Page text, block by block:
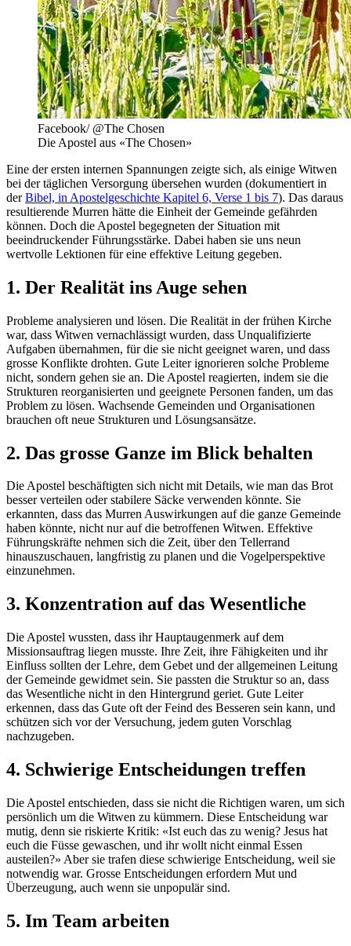
Facebook/ @The Chosen
Die Apostel aus «The Chosen»
Eine der ersten internen Spannungen zeigte sich, als einige Witwen
bei der täglichen Versorgung übersehen wurden (dokumentiert in
derBibel, in Apostelgeschichte Kapitel 6, Verse 1 bis 7). Das daraus
resultierende Murren hätte die Einheit der Gemeinde gefährden
können. Doch die Apostel begegneten der Situation mit
beeindruckender Führungsstärke. Dabei haben sie uns neun
wertvolle Lektionen für eine effektive Leitung gegeben.
1. Der Realität ins Auge sehen
Probleme analysieren und lösen. Die Realität in der frühen Kirche
war, dass Witwen vernachlässigt wurden, dass Unqualifizierte
Aufgaben übernahmen, für die sie nicht geeignet waren, und dass
grosse Konflikte drohten. Gute Leiter ignorieren solche Probleme
nicht, sondern gehen sie an. Die Apostel reagierten, indem sie die
Strukturen reorganisierten und geeignete Personen fanden, um das
Problem zu lösen. Wachsende Gemeinden und Organisationen
brauchen oft neue Strukturen und Lösungsansätze.
2. Das grosse Ganze im Blick behalten
Die Apostel beschäftigten sich nicht mit Details, wie man das Brot
besser verteilen oder stabilere Säcke verwenden könnte. Sie
erkannten, dass das Murren Auswirkungen auf die ganze Gemeinde
haben könnte, nicht nur auf die betroffenen Witwen. Effektive
Führungskräfte nehmen sich die Zeit, über den Tellerrand
hinauszuschauen, langfristig zu planen und die Vogelperspektive
einzunehmen.
3. Konzentration auf das Wesentliche
Die Apostel wussten, dass ihr Hauptaugenmerk auf dem
Missionsauftrag liegen musste. Ihre Zeit, ihre Fähigkeiten und ihr
Einfluss sollten der Lehre, dem Gebet und der allgemeinen Leitung
der Gemeinde gewidmet sein. Sie passten die Struktur so an, dass
das Wesentliche nicht in den Hintergrund geriet. Gute Leiter
erkennen, dass das Gute oft der Feind des Besseren sein kann, und
schützen sich vor der Versuchung, jedem guten Vorschlag
nachzugeben.
4. Schwierige Entscheidungen treffen
Die Apostel entschieden, dass sie nicht die Richtigen waren, um sich
persönlich um die Witwen zu kümmern. Diese Entscheidung war
mutig, denn sie riskierte Kritik: «Ist euch das zu wenig? Jesus hat
euch die Füsse gewaschen, und ihr wollt nicht einmal Essen
austeilen?» Aber sie trafen diese schwierige Entscheidung, weil sie
notwendig war. Grosse Entscheidungen erfordern Mut und
Überzeugung, auch wenn sie unpopulär sind.
5. Im Team arbeiten